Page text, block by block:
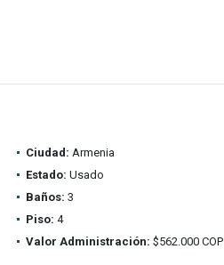
Ciudad: Armenia
Estado: Usado
Baños: 3
Piso: 4
Valor Administración: $562.000 COP